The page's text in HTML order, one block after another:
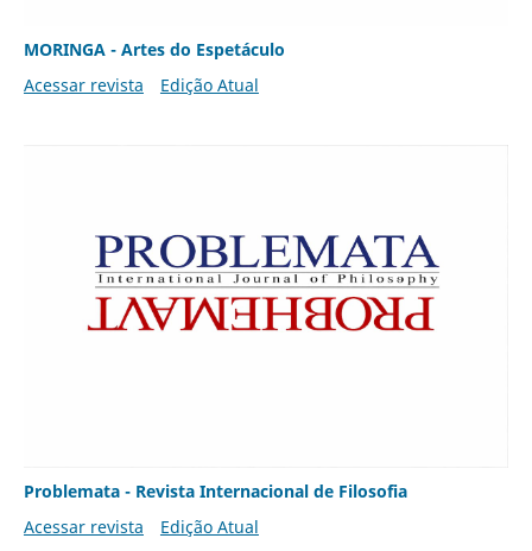
MORINGA - Artes do Espetáculo
Acessar revista
Edição Atual
Problemata - Revista Internacional de Filosofia
Acessar revista
Edição Atual